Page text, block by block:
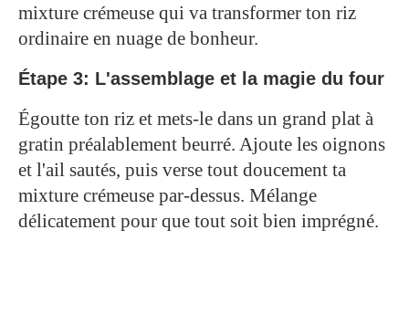
mixture crémeuse qui va transformer ton riz
ordinaire en nuage de bonheur.
Étape 3: L'assemblage et la magie du four
Égoutte ton riz et mets-le dans un grand plat à
gratin préalablement beurré. Ajoute les oignons
et l'ail sautés, puis verse tout doucement ta
mixture crémeuse par-dessus. Mélange
délicatement pour que tout soit bien imprégné.